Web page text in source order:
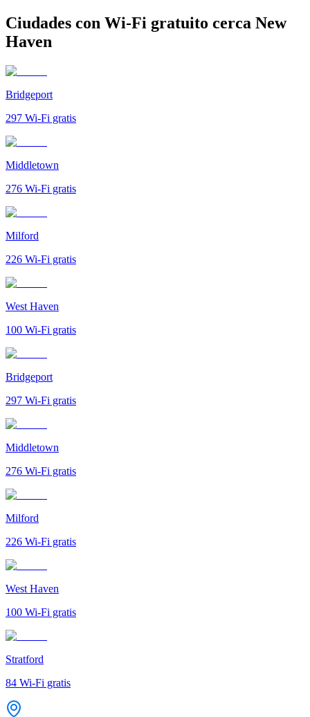
Ciudades con Wi-Fi gratuito cerca New
Haven
Bridgeport
297 Wi-Fi gratis
Middletown
276 Wi-Fi gratis
Milford
226 Wi-Fi gratis
West Haven
100 Wi-Fi gratis
Bridgeport
297 Wi-Fi gratis
Middletown
276 Wi-Fi gratis
Milford
226 Wi-Fi gratis
West Haven
100 Wi-Fi gratis
Stratford
84 Wi-Fi gratis